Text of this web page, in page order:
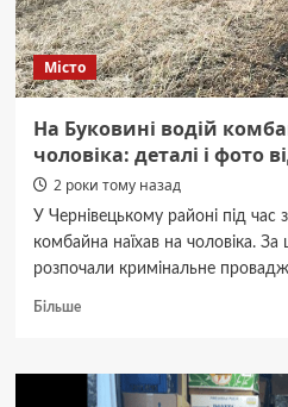
Місто
На Буковині водій
чоловіка: деталі і фото
2 роки тому назад
У Чернівецькому районі під
комбайна наїхав на чоловіка. За
розпочали кримінальне
БільшеДокладніше
Буковині
водій